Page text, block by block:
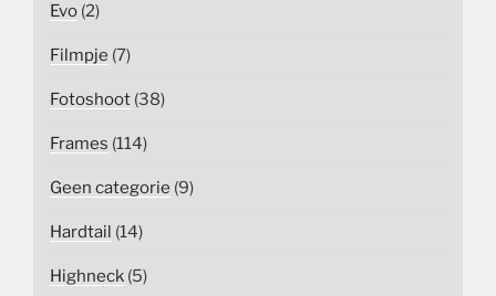
Evo (2)
Filmpje (7)
Fotoshoot (38)
Frames (114)
Geen categorie (9)
Hardtail (14)
Highneck (5)